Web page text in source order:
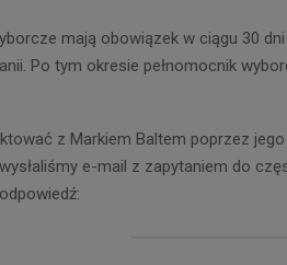
mają obowiązek w ciągu 30
Po tym okresie pełnomocnik
z Markiem Baltem poprzez
e-mail z zapytaniem do